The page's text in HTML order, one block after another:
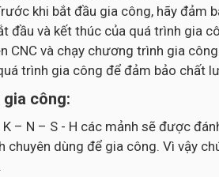
khi bắt đầu gia công, hãy đảm
đầu và kết thúc của quá trình gia
CNC và chạy chương trình gia
trình gia công để đảm bảo chất
gia công:
– N – S - H các mảnh sẽ được
chuyên dùng để gia công. Vì vậy